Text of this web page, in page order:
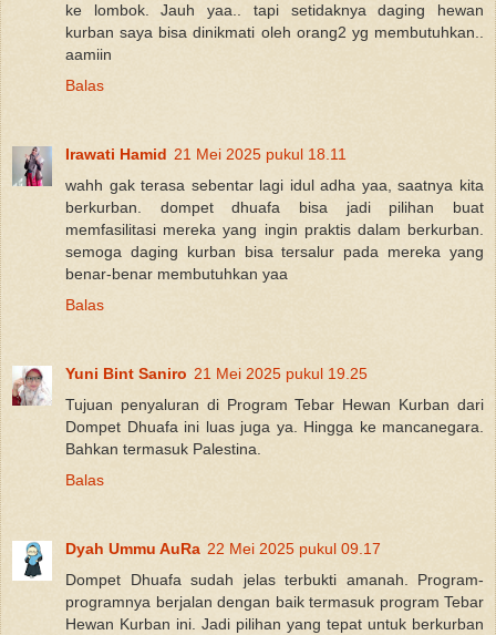
ke lombok. Jauh yaa.. tapi setidaknya daging hewan
kurban saya bisa dinikmati oleh orang2 yg membutuhkan..
aamiin
Balas
Irawati Hamid 21 Mei 2025 pukul 18.11
wahh gak terasa sebentar lagi idul adha yaa, saatnya kita
berkurban. dompet dhuafa bisa jadi pilihan buat
memfasilitasi mereka yang ingin praktis dalam berkurban.
semoga daging kurban bisa tersalur pada mereka yang
benar-benar membutuhkan yaa
Balas
Yuni Bint Saniro 21 Mei 2025 pukul 19.25
Tujuan penyaluran di Program Tebar Hewan Kurban dari
Dompet Dhuafa ini luas juga ya. Hingga ke mancanegara.
Bahkan termasuk Palestina.
Balas
Dyah Ummu AuRa 22 Mei 2025 pukul 09.17
Dompet Dhuafa sudah jelas terbukti amanah. Program-
programnya berjalan dengan baik termasuk program Tebar
Hewan Kurban ini. Jadi pilihan yang tepat untuk berkurban